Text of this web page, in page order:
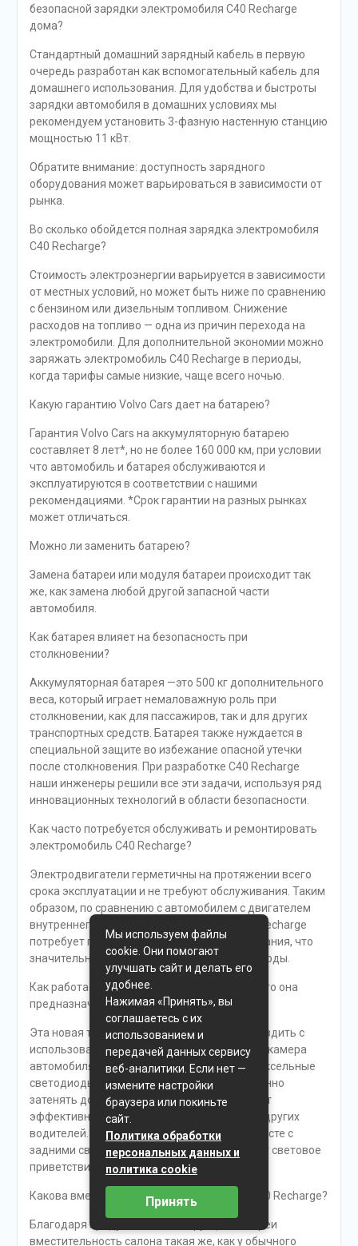
безопасной зарядки электромобиля C40 Recharge
дома?
Стандартный домашний зарядный кабель в первую
очередь разработан как вспомогательный кабель для
домашнего использования. Для удобства и быстроты
зарядки автомобиля в домашних условиях мы
рекомендуем установить 3-фазную настенную станцию
мощностью 11 кВт.
Обратите внимание: доступность зарядного
оборудования может варьироваться в зависимости от
рынка.
Во сколько обойдется полная зарядка электромобиля
C40 Recharge?
Стоимость электроэнергии варьируется в зависимости
от местных условий, но может быть ниже по сравнению
с бензином или дизельным топливом. Снижение
расходов на топливо — одна из причин перехода на
электромобили. Для дополнительной экономии можно
заряжать электромобиль C40 Recharge в периоды,
когда тарифы самые низкие, чаще всего ночью.
Какую гарантию Volvo Cars дает на батарею?
Гарантия Volvo Cars на аккумуляторную батарею
составляет 8 лет*, но не более 160 000 км, при условии
что автомобиль и батарея обслуживаются и
эксплуатируются в соответствии с нашими
рекомендациями. *Срок гарантии на разных рынках
может отличаться.
Можно ли заменить батарею?
Замена батареи или модуля батареи происходит так
же, как замена любой другой запасной части
автомобиля.
Как батарея влияет на безопасность при
столкновении?
Аккумуляторная батарея —это 500 кг дополнительного
веса, который играет немаловажную роль при
столкновении, как для пассажиров, так и для других
транспортных средств. Батарея также нуждается в
специальной защите во избежание опасной утечки
после столкновения. При разработке C40 Recharge
наши инженеры решили все эти задачи, используя ряд
инновационных технологий в области безопасности.
Как часто потребуется обслуживать и ремонтировать
электромобиль C40 Recharge?
Электродвигатели герметичны на протяжении всего
срока эксплуатации и не требуют обслуживания. Таким
образом, по сравнению с автомобилем с двигателем
внутреннего сгорания электромобиль C40 Recharge
потребует гораздо более редкого обслуживания, что
значительно снизит эксплуатационные расходы.
Как работает технология Pixel Light, и для чего она
предназначена?
Эта новая технология позволят постоянно ездить с
использованием дальнего света фар. Когда камера
автомобиля обнаруживает другие ТС, 84-пиксельные
светодиоды каждой фары могут одновременно
затенять до пяти автомобилей. Это помогает
эффективно освещать дорогу, не ослепляя других
водителей. При отпирании замков фары, вместе с
задними светодиодными фонарями, выдают световое
приветствие.
Какова вместительность электромобиля C40 Recharge?
Благодаря продуманной конструкции батареи
вместительность салона такая же, как у обычного
Мы используем файлы
cookie. Они помогают
улучшать сайт и делать его
удобнее.
Нажимая «Принять», вы
соглашаетесь с их
использованием и
передачей данных сервису
веб-аналитики. Если нет —
измените настройки
браузера или покиньте
сайт.
Политика обработки
персональных данных и
политика cookie
Принять